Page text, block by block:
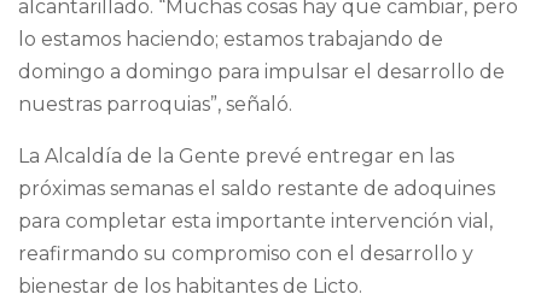
alcantarillado. “Muchas cosas hay que cambiar, pero
lo estamos haciendo; estamos trabajando de
domingo a domingo para impulsar el desarrollo de
nuestras parroquias”, señaló.
La Alcaldía de la Gente prevé entregar en las
próximas semanas el saldo restante de adoquines
para completar esta importante intervención vial,
reafirmando su compromiso con el desarrollo y
bienestar de los habitantes de Licto.